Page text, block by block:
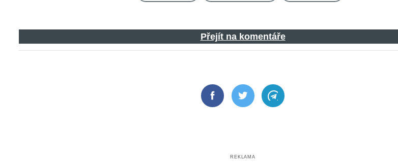
Přejít na komentáře
FacebookTwitter Telegram
REKLAMA